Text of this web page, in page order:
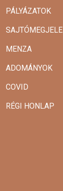
PÁLYÁZATOK
MENZA
ADOMÁNYOK
COVID
RÉGI HONLAP